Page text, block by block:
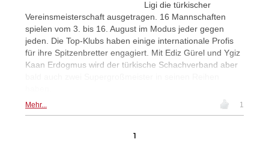
Ligi die türkischer
Vereinsmeisterschaft ausgetragen. 16 Mannschaften
spielen vom 3. bis 16. August im Modus jeder gegen
jeden. Die Top-Klubs haben einige internationale Profis
für ihre Spitzenbretter engagiert. Mit Ediz Gürel und Ygiz
Kaan Erdogmus wird der türkische Schachverband aber
Mehr... 1
1